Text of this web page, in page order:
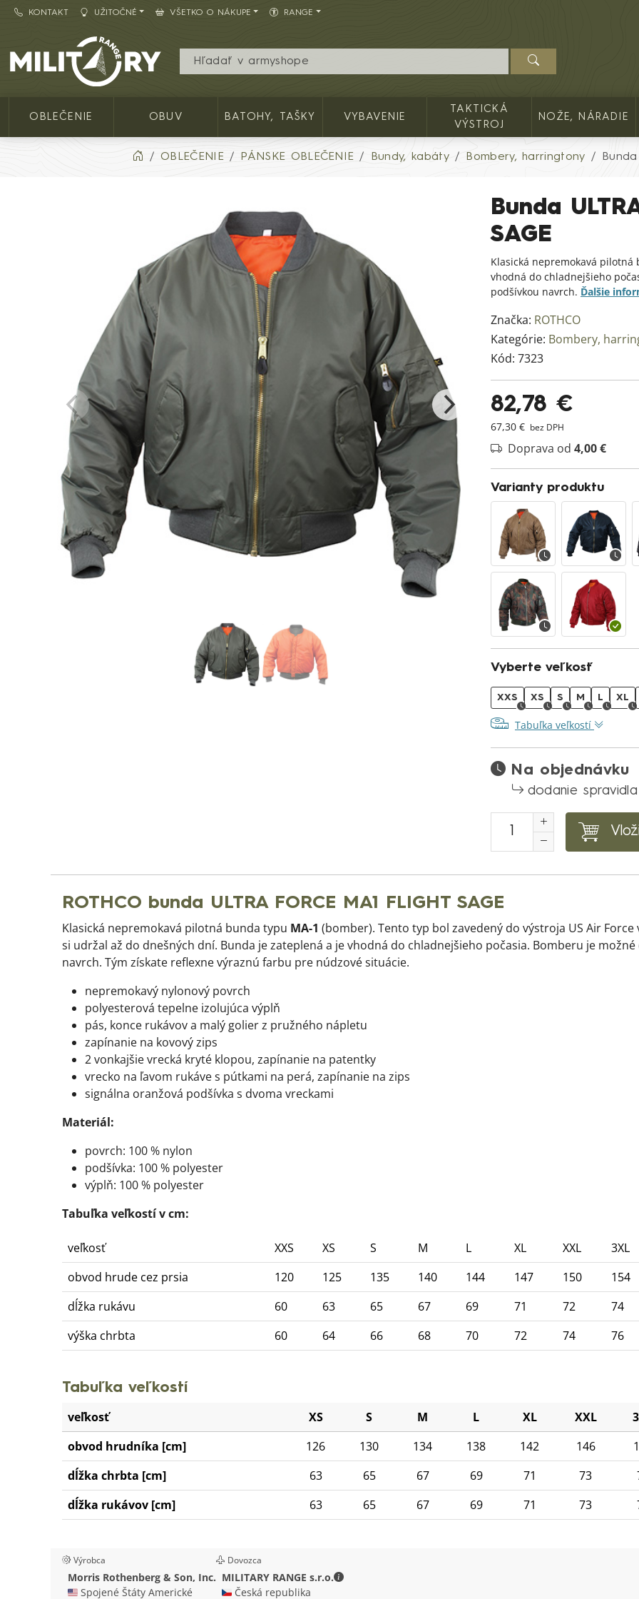
KONTAKT UŽITOČNÉ VŠETKO O NÁKUPE RANGE
Army shop MILITARY RANGE SK
OBLEČENIE OBUV BATOHY, TAŠKY VYBAVENIE
TAKTICKÁ
VÝSTROJ
NOŽE, NÁRADIE
OBLEČENIE PÁNSKE OBLEČENIE Bundy, kabáty Bombery, harringtony
Bunda
SAGE
Klasická nepremokavá
vhodná do chladnejšieho
podšívkou navrch. Ďalšie
Značka: ROTHCO
Kategórie: Bombery,
Kód: 7323
82,78 €
67,30 € bez DPH
Doprava od 4,00 €
Varianty produktu
Vyberte veľkosť
XXS XS S M L XL
Tabuľka veľkostí
Na objednávku
dodanie
ROTHCO bunda ULTRA FORCE MA1 FLIGHT SAGE
Klasická nepremokavá pilotná bunda typu MA-1 (bomber). Tento typ bol zavedený do výstroja US Air
si udržal až do dnešných dní. Bunda je zateplená a je vhodná do chladnejšieho počasia. Bomberu je
navrch. Tým získate reflexne výraznú farbu pre núdzové situácie.
nepremokavý nylonový povrch
polyesterová tepelne izolujúca výplň
pás, konce rukávov a malý golier z pružného nápletu
zapínanie na kovový zips
2 vonkajšie vrecká kryté klopou, zapínanie na patentky
vrecko na ľavom rukáve s pútkami na perá, zapínanie na zips
signálna oranžová podšívka s dvoma vreckami
Materiál:
povrch: 100 % nylon
podšívka: 100 % polyester
výplň: 100 % polyester
Tabuľka veľkostí v cm:
veľkosť XXS XS S M L XL XXL 3XL
obvod hrude cez prsia
120 125 135 140 144 147 150 154
dĺžka rukávu
60 63 65 67 69 71 72 74
výška chrbta
60 64 66 68 70 72 74 76
Tabuľka veľkostí
veľkosť XS S M L XL XXL
obvod hrudníka [cm]
126 130 134 138 142 146
dĺžka chrbta [cm]
63 65 67 69 71 73
dĺžka rukávov [cm]
63 65 67 69 71 73
Výrobca
Morris Rothenberg & Son, Inc.
🇺🇸 Spojené Štáty Americké
Dovozca
MILITARY RANGE s.r.o.
MILITARY RANGE s.r.o. - Kontaktné údaje
🇨🇿 Česká republika